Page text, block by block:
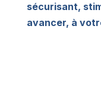
sécurisant,
avancer, à